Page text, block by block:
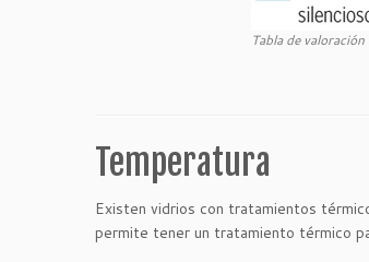
Tabla de
Temperatura
Existen vidrios con tratamientos
permite tener un tratamiento térmico